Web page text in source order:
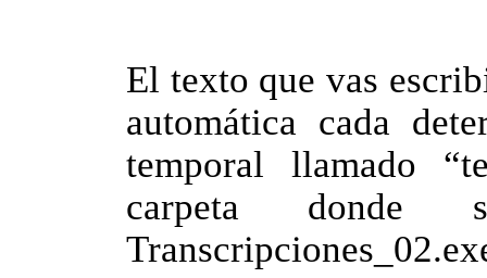
El texto que vas
automática cada
temporal llamado
carpeta donde